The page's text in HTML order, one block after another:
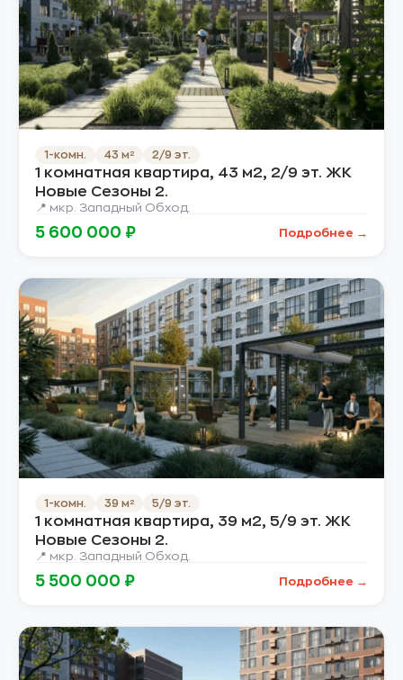
1-комн. 43 м² 2/9 эт.
1 комнатная квартира, 43 м2, 2/9 эт. ЖК
Новые Сезоны 2.
📍 мкр. Западный Обход.
5 600 000 ₽ Подробнее →
1-комн. 39 м² 5/9 эт.
1 комнатная квартира, 39 м2, 5/9 эт. ЖК
Новые Сезоны 2.
📍 мкр. Западный Обход.
5 500 000 ₽ Подробнее →